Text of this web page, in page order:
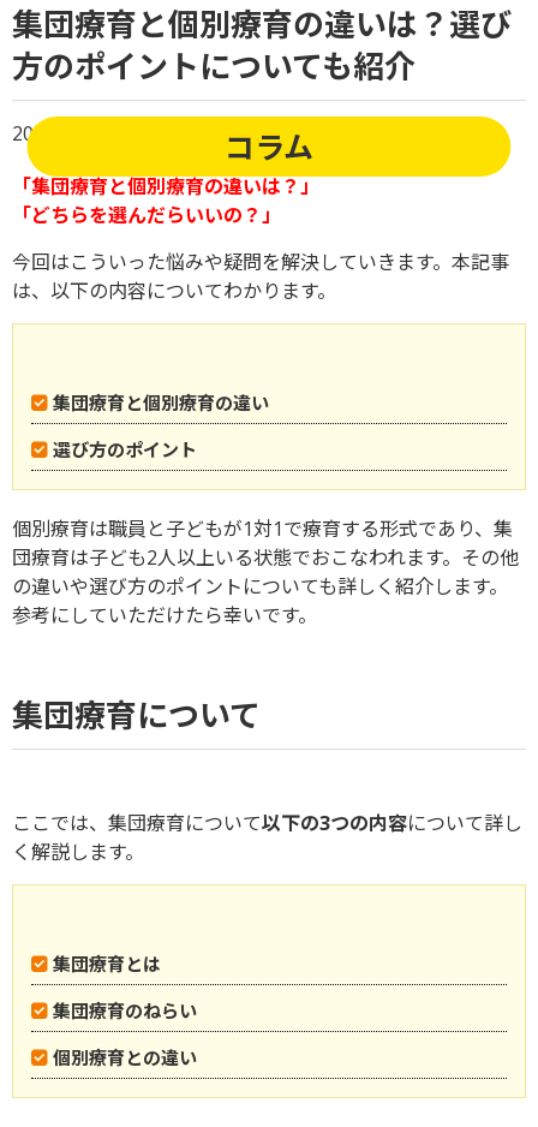
コラム
集団療育と個別療育の違いは？選び
方のポイントについても紹介
2023/07/06 運動療育がもたらす効果
「集団療育と個別療育の違いは？」
「どちらを選んだらいいの？」
今回はこういった悩みや疑問を解決していきます。本記事
は、以下の内容についてわかります。
集団療育と個別療育の違い
選び方のポイント
個別療育は職員と子どもが1対1で療育する形式であり、集
団療育は子ども2人以上いる状態でおこなわれます。その他
の違いや選び方のポイントについても詳しく紹介します。
参考にしていただけたら幸いです。
集団療育について
ここでは、集団療育について以下の3つの内容について詳し
く解説します。
集団療育とは
集団療育のねらい
個別療育との違い